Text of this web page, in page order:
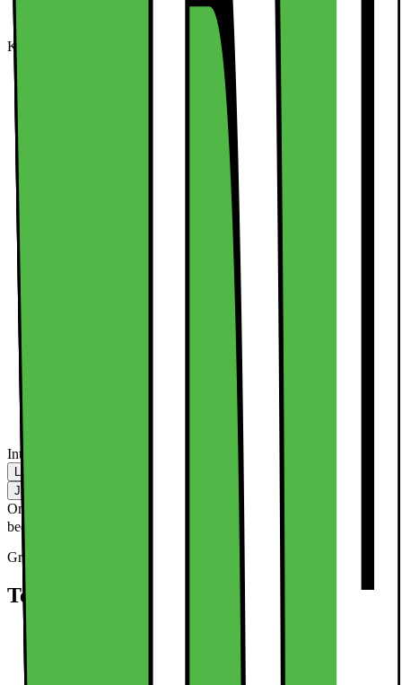
Kan köpas online
Inte tillgänglig i butik
Lägg i kundvagn
Jämför
Om denna säljare -
Denna produkt har blivit
bedömd som 2.04 av 5 möjliga stjärnor.
27
Gratis returnering möjlig
Teknisk specifikation